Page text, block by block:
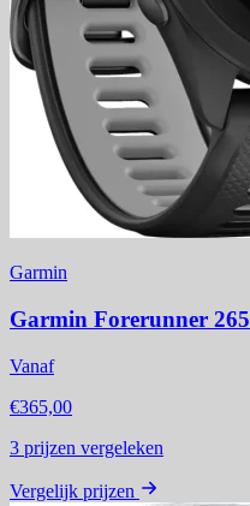
Garmin
Garmin Forerunner 265
Vanaf
€365,00
3 prijzen vergeleken
Vergelijk prijzen